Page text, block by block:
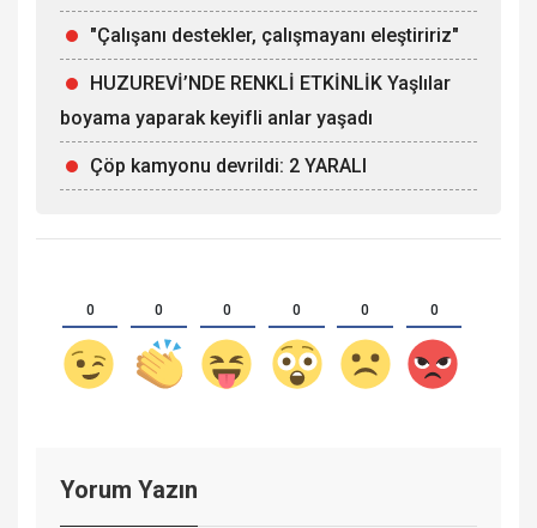
"Çalışanı destekler, çalışmayanı eleştiririz"
HUZUREVİ’NDE RENKLİ ETKİNLİK Yaşlılar
boyama yaparak keyifli anlar yaşadı
Çöp kamyonu devrildi: 2 YARALI
0 0 0 0 0 0
Yorum Yazın